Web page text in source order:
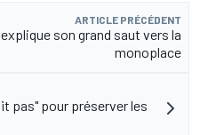
ARTICLE PRÉCÉDENT
son grand saut vers la
monoplace
pas" pour préserver les